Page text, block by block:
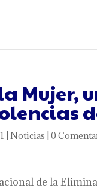
Mujer,
|Noticias |0
de la